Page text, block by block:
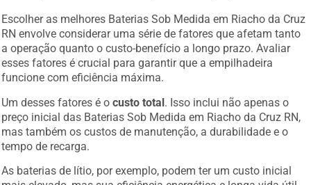
Escolher as melhores Baterias Sob Medida em Riacho da Cruz
RN envolve considerar uma série de fatores que afetam tanto
a operação quanto o custo-benefício a longo prazo. Avaliar
esses fatores é crucial para garantir que a empilhadeira
funcione com eficiência máxima.
Um desses fatores é o
custo total . Isso inclui não apenas o
preço inicial das Baterias Sob Medida em Riacho da Cruz RN,
mas também os custos de manutenção, a durabilidade e o
tempo de recarga.
As baterias de lítio, por exemplo, podem ter um custo inicial
mais elevado, mas sua eficiência energética e longa vida útil